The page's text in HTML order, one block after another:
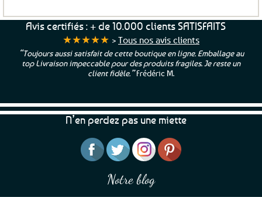
Avis certifiés : + de 10.000 clients SATISFAITS
★★★★★ > Tous nos avis clients
“Toujours aussi satisfait de cette boutique en ligne. Emballage au
top Livraison impeccable pour des produits fragiles. Je reste un
client fidèle.”Frédéric M.
N’en perdez pas une miette
Notre blog